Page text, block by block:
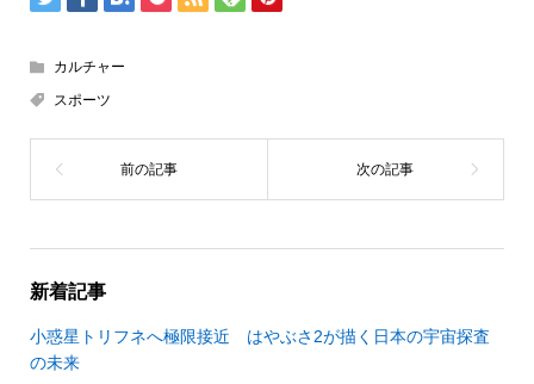
カルチャー
スポーツ
新着記事
小惑星トリフネへ極限接近 はやぶさ2が描く日本の宇宙探査
の未来